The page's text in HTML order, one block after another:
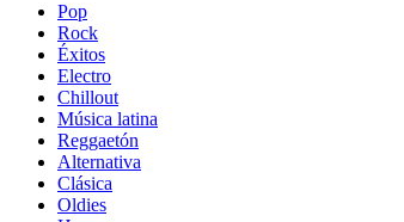
Pop
Rock
Éxitos
Electro
Chillout
Música latina
Reggaetón
Alternativa
Clásica
Oldies